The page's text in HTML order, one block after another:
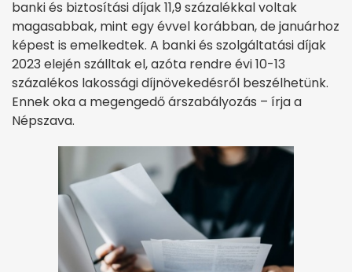
banki és biztosítási díjak 11,9 százalékkal voltak
magasabbak, mint egy évvel korábban, de januárhoz
képest is emelkedtek. A banki és szolgáltatási díjak
2023 elején szálltak el, azóta rendre évi 10-13
százalékos lakossági díjnövekedésről beszélhetünk.
Ennek oka a megengedő árszabályozás – írja a
Népszava.